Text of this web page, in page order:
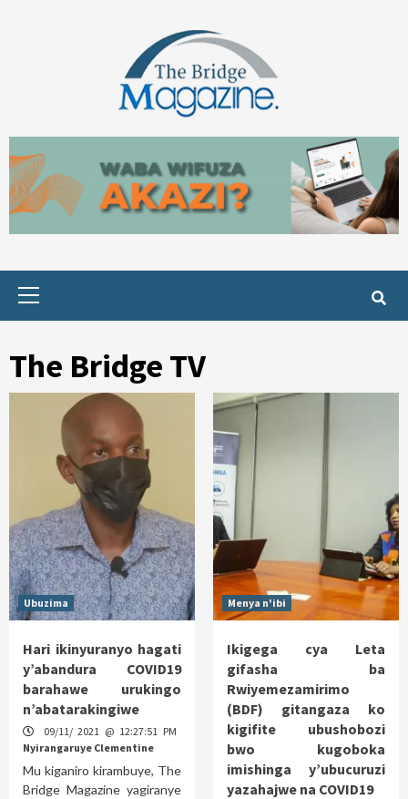
Primary
The Bridge TV
Ubuzima
Hari ikinyuranyo hagati
y’abandura COVID19
barahawe urukingo
n’abatarakingiwe
09/11/ 2021 @ 12:27:51 PM
Nyirangaruye Clementine
Mu kiganiro kirambuye, The
Bridge Magazine yagiranye
Menya n'ibi
Ikigega cya Leta
gifasha ba
Rwiyemezamirimo
(BDF) gitangaza ko
kigifite ubushobozi
bwo kugoboka
imishinga y’ubucuruzi
yazahajwe na COVID19